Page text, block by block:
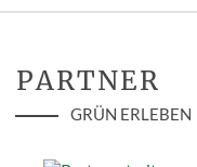
PARTNER
GRÜN ERLEBEN